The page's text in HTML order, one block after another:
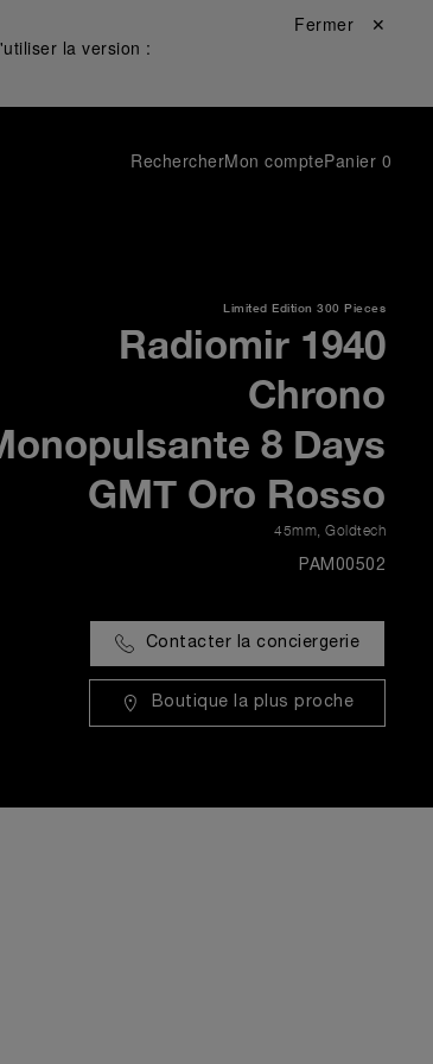
la version :
Fermer ✕
RechercherMon comptePanier 0
Limited Edition 300 Pieces
Radiomir 1940
Chrono
8 Days
GMT Oro Rosso
45mm Goldtech
PAM00502
Contacter la conciergerie
Boutique la plus proche